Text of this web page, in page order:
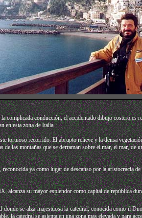
conducción, el accidentado dibujo costero es
en esta zona de Italia.
tortuoso recorrido. El abrupto relieve y la densa
las montañas que se derraman sobre el mar, el mar,
ya como lugar de descanso por la aristocracia
alcanza su mayor esplendor como capital de república
se alza majestuosa la catedral, conocida como il
la catedral se asienta en una zona mas elevada y para